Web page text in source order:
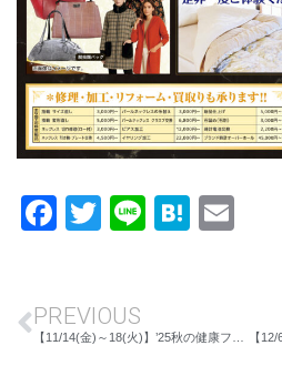
Facebook
Twitter
LineHatena
PREVIOUS